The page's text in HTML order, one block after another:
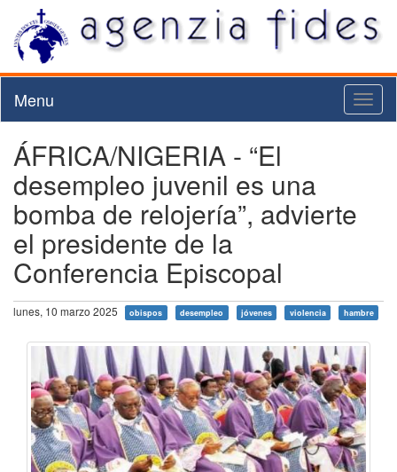
Menu
ÁFRICA/NIGERIA - “El
desempleo juvenil es una
bomba de relojería”, advierte
el presidente de la
Conferencia Episcopal
lunes, 10 marzo 2025 obispos desempleo jóvenes violencia hambre